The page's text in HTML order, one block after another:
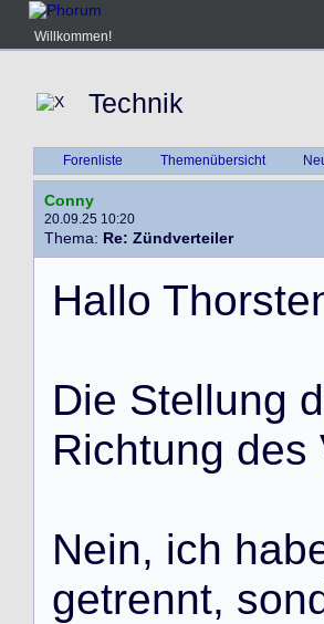
Willkommen!
Technik
Forenliste Themenübersicht
Conny
20.09.25 10:20
Thema: Re: Zündverteiler
Hallo Thorste
Die Stellung d
Richtung des
Nein, ich hab
getrennt, son